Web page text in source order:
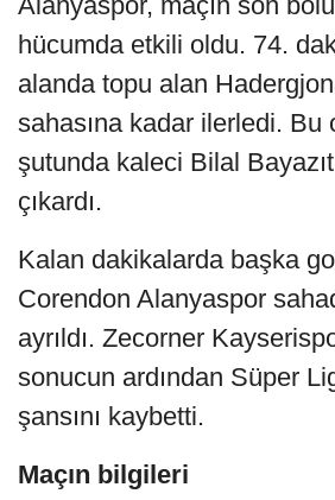
hücumda etkili oldu. 74.
alanda topu alan
sahasına kadar ilerledi. Bu
şutunda kaleci Bilal
çıkardı.
Kalan dakikalarda başka
Corendon Alanyaspor
ayrıldı. Zecorner
sonucun ardından Süper
şansını kaybetti.
Maçın bilgileri